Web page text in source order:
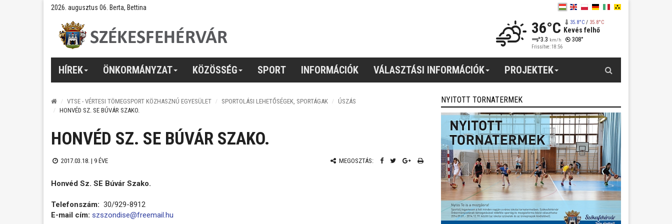
2026. augusztus 06. Berta, Bettina
36°C 35.8°C/ 35.8°C
Kevés felhő
3.3 km/h 308°
Frissítve: 18:56
HÍREK ÖNKORMÁNYZAT KÖZÖSSÉG SPORT INFORMÁCIÓK VÁLASZTÁSI INFORMÁCIÓK PROJEKTEK
VTSE - VÉRTESI TÖMEGSPORT KÖZHASZNÚ EGYESÜLET SPORTOLÁSI LEHETŐSÉGEK, SPORTÁGAK
ÚSZÁS
HONVÉD SZ. SE BÚVÁR SZAKO.
HONVÉD SZ. SE BÚVÁR SZAKO.
2017.03.18. | 9 ÉVE MEGOSZTÁS:
Honvéd Sz. SE Búvár Szako.
Telefonszám: 30/929-8912
E-mail cím: szszondise@freemail.hu
NYITOTT TORNATERMEK